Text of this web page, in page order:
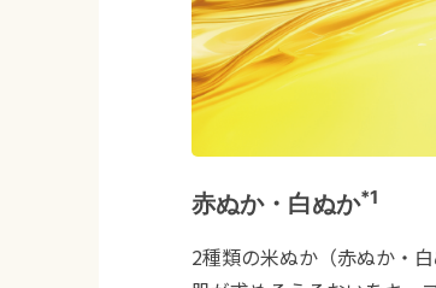
赤ぬか・白ぬか*1
2種類の米ぬか（赤ぬか・白